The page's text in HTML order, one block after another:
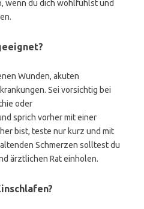
wenn du dich wohlfühlst und
Wunden, akuten
Sei vorsichtig bei
oder
sprich vorher mit einer
bist, teste nur kurz und mit
Schmerzen solltest du
ärztlichen Rat einholen.